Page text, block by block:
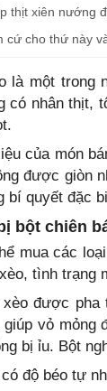
thịt xiên nướng
cứ cho thứ này
là một trong
có nhân thịt,
của món
được giòn
bí quyết đặc
bột chiên
mua các
tình trạng
xèo được pha
giúp vỏ mỏng
bị ỉu. Bột
độ béo tự